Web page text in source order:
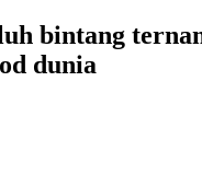
bintang
dunia